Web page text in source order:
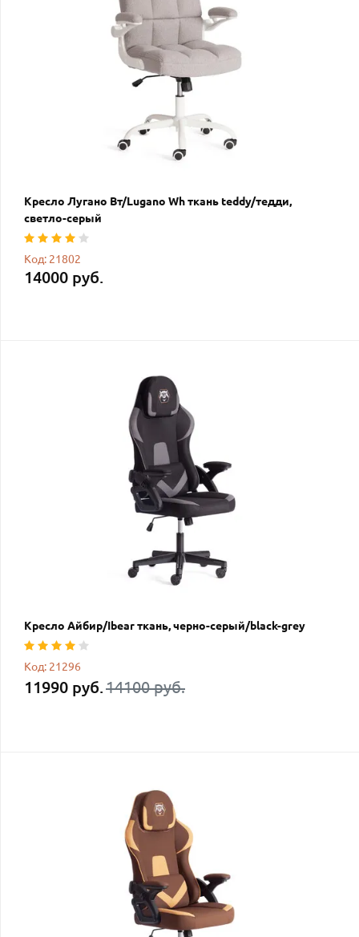
Кресло Лугано Вт/Lugano Wh ткань teddy/тедди,
светло-серый
Код: 21802
14000 руб.
Кресло Айбир/Ibear ткань, черно-серый/black-grey
Код: 21296
11990 руб.14100 руб.